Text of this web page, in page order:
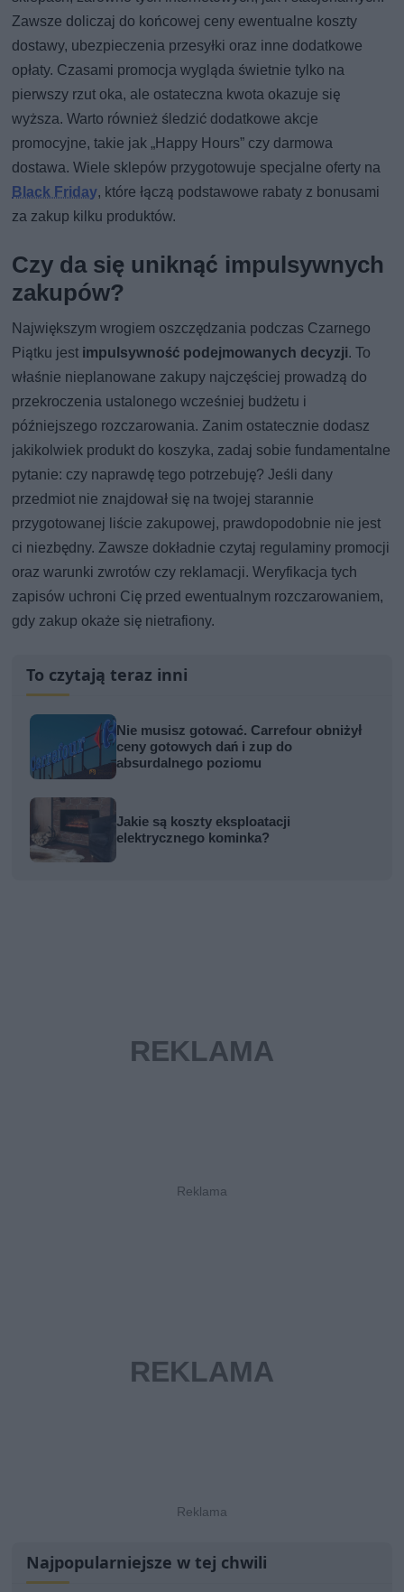
Zawsze doliczaj do końcowej ceny ewentualne koszty
dostawy, ubezpieczenia przesyłki oraz inne dodatkowe
opłaty. Czasami promocja wygląda świetnie tylko na
pierwszy rzut oka, ale ostateczna kwota okazuje się
wyższa. Warto również śledzić dodatkowe akcje
promocyjne, takie jak „Happy Hours” czy darmowa
dostawa. Wiele sklepów przygotowuje specjalne oferty na
Black Friday, które łączą podstawowe rabaty z bonusami
za zakup kilku produktów.
Czy da się uniknąć impulsywnych
zakupów?
Największym wrogiem oszczędzania podczas Czarnego
Piątku jest impulsywność podejmowanych decyzji. To
właśnie nieplanowane zakupy najczęściej prowadzą do
przekroczenia ustalonego wcześniej budżetu i
późniejszego rozczarowania. Zanim ostatecznie dodasz
jakikolwiek produkt do koszyka, zadaj sobie fundamentalne
pytanie: czy naprawdę tego potrzebuję? Jeśli dany
przedmiot nie znajdował się na twojej starannie
przygotowanej liście zakupowej, prawdopodobnie nie jest
ci niezbędny. Zawsze dokładnie czytaj regulaminy promocji
oraz warunki zwrotów czy reklamacji. Weryfikacja tych
zapisów uchroni Cię przed ewentualnym rozczarowaniem,
gdy zakup okaże się nietrafiony.
To czytają teraz inni
Nie musisz gotować. Carrefour obniżył
ceny gotowych dań i zup do
absurdalnego poziomu
Jakie są koszty eksploatacji
elektrycznego kominka?
Najpopularniejsze w tej chwili